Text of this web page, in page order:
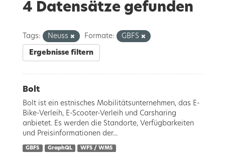
4 Datensätze gefunden
Tags: Neuss Formate: GBFS
Ergebnisse filtern
Bolt
Bolt ist ein estnisches Mobilitätsunternehmen, das E-
Bike-Verleih, E-Scooter-Verleih und Carsharing
anbietet. Es werden die Standorte, Verfügbarkeiten
und Preisinformationen der...
GBFS GraphQL WFS / WMS